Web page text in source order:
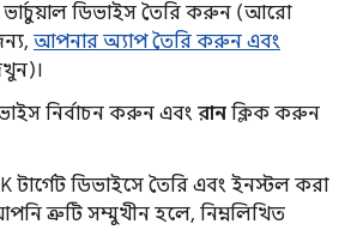
ভার্চুয়াল ডিভাইস তৈরি করুন (আরো
আপনার অ্যাপ তৈরি করুন এবং
নির্বাচন করুন এবং রান ক্লিক করুন
টার্গেট ডিভাইসে তৈরি এবং ইনস্টল করা
ত্রুটি সম্মুখীন হলে, নিম্নলিখিত